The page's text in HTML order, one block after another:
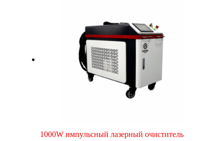
1000W импульсный лазерный очиститель